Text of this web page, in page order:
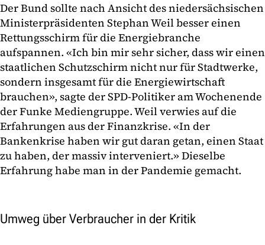
Der Bund sollte nach Ansicht des niedersächsischen
Ministerpräsidenten Stephan Weil besser einen
Rettungsschirm für die Energiebranche
aufspannen. «Ich bin mir sehr sicher, dass wir einen
staatlichen Schutzschirm nicht nur für Stadtwerke,
sondern insgesamt für die Energiewirtschaft
brauchen», sagte der SPD-Politiker am Wochenende
der Funke Mediengruppe. Weil verwies auf die
Erfahrungen aus der Finanzkrise. «In der
Bankenkrise haben wir gut daran getan, einen Staat
zu haben, der massiv interveniert.» Dieselbe
Erfahrung habe man in der Pandemie gemacht.
Umweg über Verbraucher in der Kritik